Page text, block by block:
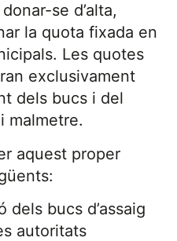
se d’alta,
la quota fixada en
Les quotes
exclusivament
dels bucs i del
malmetre.
aquest proper
dels bucs d’assaig
autoritats